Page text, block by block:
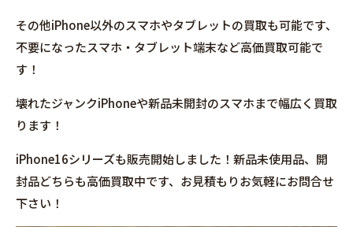
その他iPhone以外のスマホやタブレットの買取も可能です、
不要になったスマホ・タブレット端末など高価買取可能で
す！
壊れたジャンクiPhoneや新品未開封のスマホまで幅広く買取
ります！
iPhone16シリーズも販売開始しました！新品未使用品、開
封品どちらも高価買取中です、お見積もりお気軽にお問合せ
下さい！